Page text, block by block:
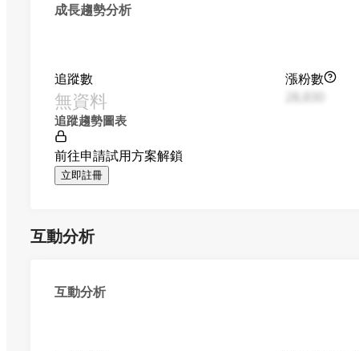
成長趨勢分析
追蹤數
無資料
漲粉數
追蹤趨勢圖表
前往申請試用方案解鎖
立即註冊
互動分析
互動分析